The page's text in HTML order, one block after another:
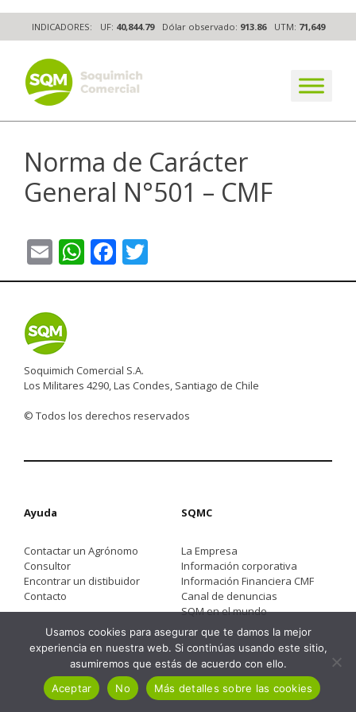
to
content
INDICADORES: UF: 40,844.79 Dólar observado: 913.86 UTM: 71,649
The worldwide business formula
Norma de Carácter
General N°501 – CMF
EmailWhatsApp
Facebook
Soquimich Comercial S.A.
Los Militares 4290, Las Condes, Santiago de Chile
© Todos los derechos reservados
Ayuda
Contactar un Agrónomo
Consultor
Encontrar un distibuidor
Contacto
SQMC
La Empresa
Información corporativa
Información Financiera CMF
Canal de denuncias
SQM en el mundo
Usamos cookies para asegurar que te damos la mejor
experiencia en nuestra web. Si continúas usando este sitio,
asumiremos que estás de acuerdo con ello.
Aceptar
No Más detalles sobre las cookies